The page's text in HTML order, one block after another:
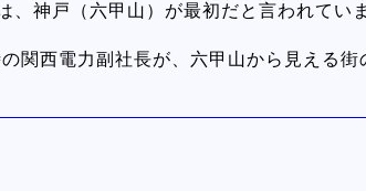
、神戸（六甲山）が最初だと言われてい
関西電力副社長が、六甲山から見える